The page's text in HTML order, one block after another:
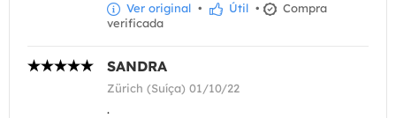
Ver original • Útil •
Compra
verificada
SANDRA
Zürich (Suíça) 01/10/22
.